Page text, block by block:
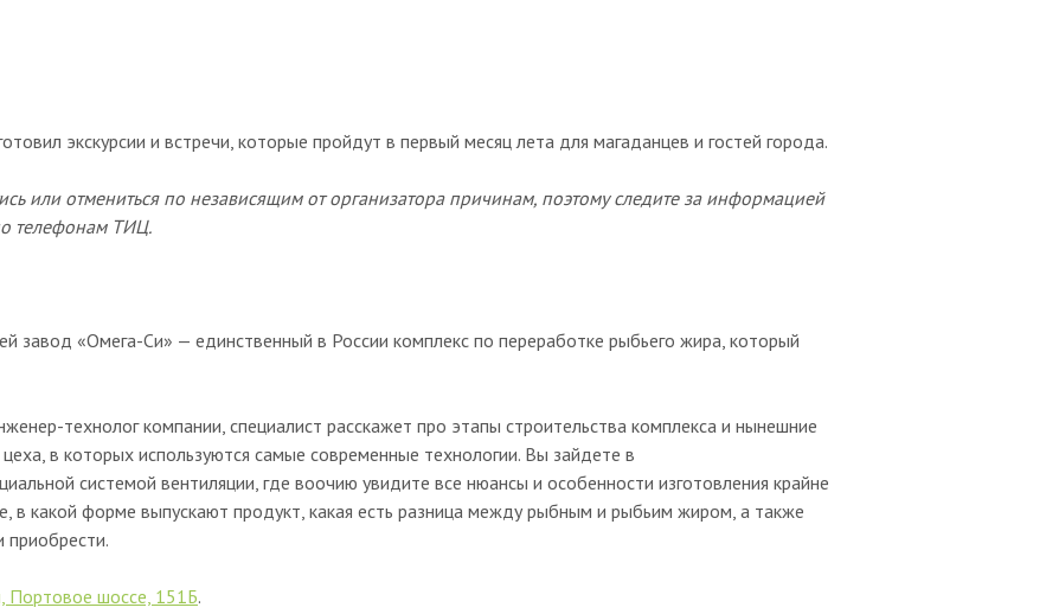
экскурсии и встречи, которые пройдут в первый месяц лета для магаданцев и гостей города.
или отмениться по независящим от организатора причинам, поэтому следите за информацией
телефонам ТИЦ.
завод «Омега-Си» — единственный в России комплекс по переработке рыбьего жира, который
технолог компании, специалист расскажет про этапы строительства комплекса и нынешние
в которых используются самые современные технологии. Вы зайдете в
системой вентиляции, где воочию увидите все нюансы и особенности изготовления крайне
в какой форме выпускают продукт, какая есть разница между рыбным и рыбьим жиром, а также
приобрести.
Портовое шоссе, 151Б.